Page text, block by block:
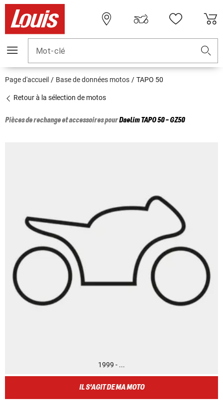
Mot-clé
Page d'accueil Base de données motos TAPO 50
Retour à la sélection de motos
Pièces de rechange et accessoires pourDaelimTAPO 50 - GZ50
1999 - ...
IL S'AGIT DE MA MOTO